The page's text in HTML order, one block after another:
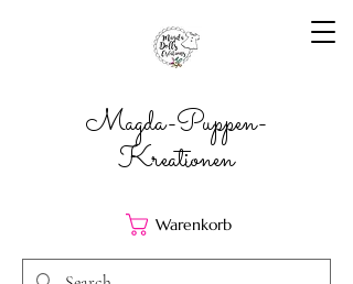
Magda-Puppen-
Kreationen
Warenkorb